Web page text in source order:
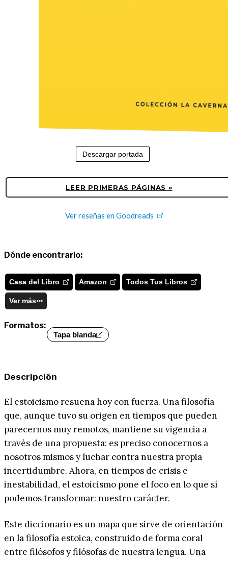
Descargar portada
LEER PRIMERAS PÁGINAS »
Ver reseñas en Goodreads
Dónde encontrarlo:
Casa del Libro Amazon Todos Tus Libros
Ver más
Formatos:
Tapa blanda
Descripción
El estoicismo resuena hoy con fuerza. Una filosofía
que, aunque tuvo su origen en tiempos que pueden
parecernos muy remotos, mantiene su vigencia a
través de una propuesta: es preciso conocernos a
nosotros mismos y luchar contra nuestra propia
incertidumbre. Ahora, en tiempos de crisis e
inestabilidad, el estoicismo pone el foco en lo que sí
podemos transformar: nuestro carácter.
Este diccionario es un mapa que sirve de orientación
en la filosofía estoica, construido de forma coral
entre filósofos y filósofas de nuestra lengua. Una